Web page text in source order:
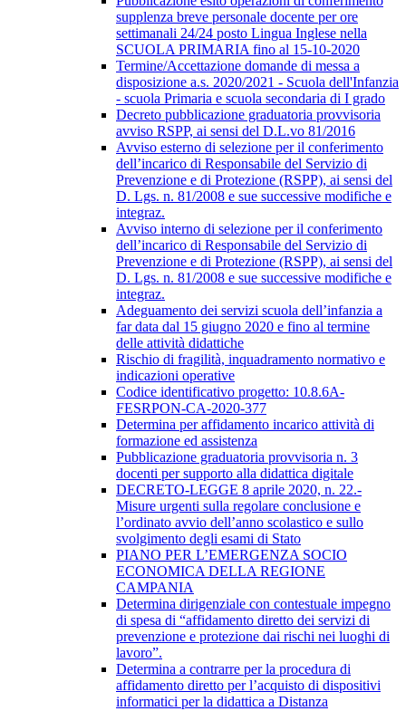
supplenza breve personale docente per ore
settimanali 24/24 posto Lingua Inglese nella
SCUOLA PRIMARIA fino al 15-10-2020
Termine/Accettazione domande di messa a
disposizione a.s. 2020/2021 - Scuola dell'Infanzia
- scuola Primaria e scuola secondaria di I grado
Decreto pubblicazione graduatoria provvisoria
avviso RSPP, ai sensi del D.L.vo 81/2016
Avviso esterno di selezione per il conferimento
dell’incarico di Responsabile del Servizio di
Prevenzione e di Protezione (RSPP), ai sensi del
D. Lgs. n. 81/2008 e sue successive modifiche e
integraz.
Avviso interno di selezione per il conferimento
dell’incarico di Responsabile del Servizio di
Prevenzione e di Protezione (RSPP), ai sensi del
D. Lgs. n. 81/2008 e sue successive modifiche e
integraz.
Adeguamento dei servizi scuola dell’infanzia a
far data dal 15 giugno 2020 e fino al termine
delle attività didattiche
Rischio di fragilità, inquadramento normativo e
indicazioni operative
Codice identificativo progetto: 10.8.6A-
FESRPON-CA-2020-377
Determina per affidamento incarico attività di
formazione ed assistenza
Pubblicazione graduatoria provvisoria n. 3
docenti per supporto alla didattica digitale
DECRETO-LEGGE 8 aprile 2020, n. 22.-
Misure urgenti sulla regolare conclusione e
l’ordinato avvio dell’anno scolastico e sullo
svolgimento degli esami di Stato
PIANO PER L’EMERGENZA SOCIO
ECONOMICA DELLA REGIONE
CAMPANIA
Determina dirigenziale con contestuale impegno
di spesa di “affidamento diretto dei servizi di
prevenzione e protezione dai rischi nei luoghi di
lavoro”.
Determina a contrarre per la procedura di
affidamento diretto per l’acquisto di dispositivi
informatici per la didattica a Distanza